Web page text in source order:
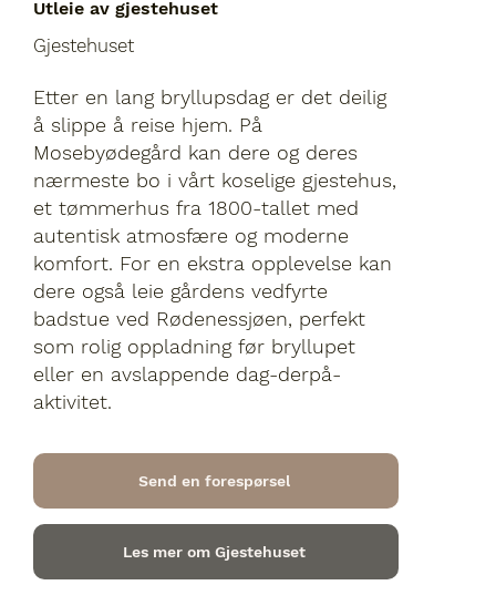
Utleie av gjestehuset
Gjestehuset
Etter en lang bryllupsdag er det deilig
å slippe å reise hjem. På
Mosebyødegård kan dere og deres
nærmeste bo i vårt koselige gjestehus,
et tømmerhus fra 1800-tallet med
autentisk atmosfære og moderne
komfort. For en ekstra opplevelse kan
dere også leie gårdens vedfyrte
badstue ved Rødenessjøen, perfekt
som rolig oppladning før bryllupet
eller en avslappende dag-derpå-
aktivitet.
Send en forespørsel
Les mer om Gjestehuset